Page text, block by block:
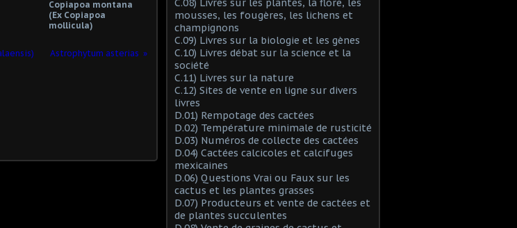
Copiapoa montana
(Ex Copiapoa
mollicula)
Astrophytum asterias
C.08) Livres sur les plantes, la flore, les
mousses, les fougères, les lichens et
champignons
C.09) Livres sur la biologie et les gènes
C.10) Livres débat sur la science et la
société
C.11) Livres sur la nature
C.12) Sites de vente en ligne sur divers
livres
D.01) Rempotage des cactées
D.02) Température minimale de rusticité
D.03) Numéros de collecte des cactées
D.04) Cactées calcicoles et calcifuges
mexicaines
D.06) Questions Vrai ou Faux sur les
cactus et les plantes grasses
D.07) Producteurs et vente de cactées et
de plantes succulentes